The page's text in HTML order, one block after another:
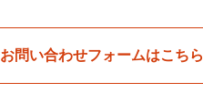
お問い合わせフォームはこちら